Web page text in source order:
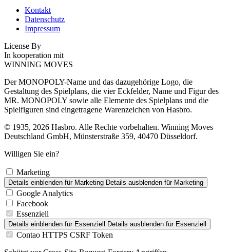
Kontakt
Datenschutz
Impressum
License By
In kooperation mit
WINNING MOVES
Der MONOPOLY-Name und das dazugehörige Logo, die
Gestaltung des Spielplans, die vier Eckfelder, Name und Figur des
MR. MONOPOLY sowie alle Elemente des Spielplans und die
Spielfiguren sind eingetragene Warenzeichen von Hasbro.
© 1935, 2026 Hasbro. Alle Rechte vorbehalten. Winning Moves
Deutschland GmbH, Münsterstraße 359, 40470 Düsseldorf.
Willigen Sie ein?
Marketing
Details einblenden für Marketing Details ausblenden für Marketing
Google Analytics
Facebook
Essenziell
Details einblenden für Essenziell Details ausblenden für Essenziell
Contao HTTPS CSRF Token